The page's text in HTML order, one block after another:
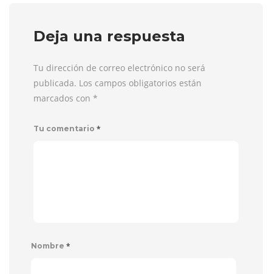
Deja una respuesta
Tu dirección de correo electrónico no será
publicada. Los campos obligatorios están
marcados con *
Tu comentario *
Nombre *